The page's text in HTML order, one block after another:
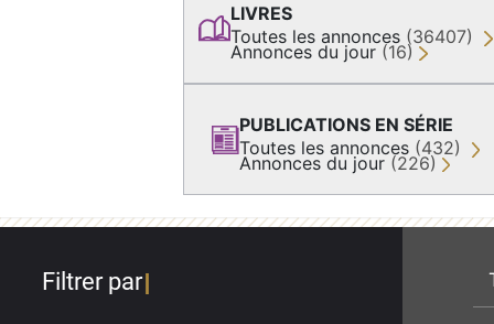
LIVRES
Toutes les annonces (36407)
Annonces du jour (16)
PUBLICATIONS EN SÉRIE
Toutes les annonces (432)
Annonces du jour (226)
Filtrer par